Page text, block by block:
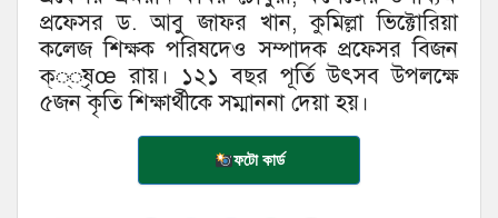
প্রফেসর ড. আবু জাফর খান, কুমিল্লা ভিক্টোরিয়া
কলেজ শিক্ষক পরিষদেও সম্পাদক প্রফেসর বিজন
ক্্্ষৃœ রায়। ১২১ বছর পূর্তি উৎসব উপলক্ষে
৫জন কৃতি শিক্ষার্থীকে সম্মাননা দেয়া হয়।
ফটো কার্ড